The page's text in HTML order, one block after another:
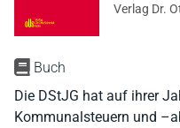
Buch
Die DStJG hat auf ihrer
Kommunalsteuern und
Verlag Dr.